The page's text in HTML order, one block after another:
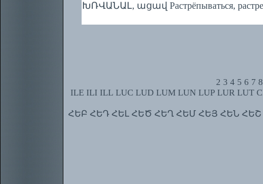
ԽՌՎԱՆԱԼ, ացավ Растрёпываться,
2 3 4 5 6 7 8
ILE ILI ILL LUC LUD LUM LUN LUP LUR LUT
ՀԵԲ ՀԵԴ ՀԵԼ ՀԵԾ ՀԵՂ ՀԵՄ ՀԵՅ ՀԵՆ ՀԵՇ